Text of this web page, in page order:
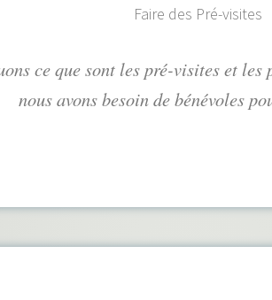
Faire des Pré-visites
ce que sont les pré-visites et
nous avons besoin de bénévoles